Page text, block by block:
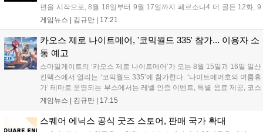
편을 시작으로, 8월 18일부터 9월 17일까지 페르소나4 더 골든 12화, 9
월 15일부터 10월 14일까지 페르소나5 시리즈가 순차 공개됩니다. 또한
영상 및 대형 전광판에 소개될 예정입니다....
게임뉴스 | 김규만 17:21
카오스 제로 나이트메어, '코믹월드 335' 참가... 이용자 소
통 예고
스마일게이트의 ‘카오스 제로 나이트메어’가 오는 8월 15일과 16일 일산
킨텍스에서 열리는 ‘코믹월드 335’에 참가한다. ‘나이트메어호의 여름휴
가’ 테마로 운영되는 부스에서는 레벨 인증 이벤트, 특별 음료 제공, 코스
프레 모델 포토존 등 다채로운 행사가 진행된다. 유명 코스어 7인이 캐릭
세한 정보는 공식 커뮤니티에서 확인 가능하다....
게임뉴스 | 김규만 17:15
스퀘어 에닉스 공식 굿즈 스토어, 판매 국가 확대